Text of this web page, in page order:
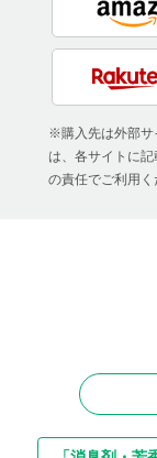
※購入先は外部サ
は、各サイトに
の責任でご利用く